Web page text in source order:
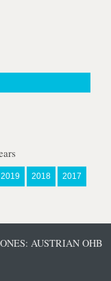
2019 2018 2017
AUSTRIAN OHB